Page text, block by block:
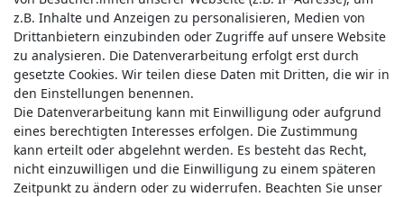
Service & Kontakt
Wünschen Sie einen Rückruf?
service@klamato.de
z.B. Inhalte und Anzeigen zu personalisieren, Medien von
Drittanbietern einzubinden oder Zugriffe auf unsere Website
zu analysieren. Die Datenverarbeitung erfolgt erst durch
gesetzte Cookies. Wir teilen diese Daten mit Dritten, die wir in
den Einstellungen benennen.
Die Datenverarbeitung kann mit Einwilligung oder aufgrund
eines berechtigten Interesses erfolgen. Die Zustimmung
kann erteilt oder abgelehnt werden. Es besteht das Recht,
nicht einzuwilligen und die Einwilligung zu einem späteren
Zeitpunkt zu ändern oder zu widerrufen. Beachten Sie unser
z.B. Inhalte und Anzeigen zu personalisieren, Medien von
Drittanbietern einzubinden oder Zugriffe auf unsere Website
zu analysieren. Die Datenverarbeitung erfolgt erst durch
gesetzte Cookies. Wir teilen diese Daten mit Dritten, die wir in
den Einstellungen benennen.
Die Datenverarbeitung kann mit Einwilligung oder aufgrund
eines berechtigten Interesses erfolgen. Die Zustimmung
kann erteilt oder abgelehnt werden. Es besteht das Recht,
nicht einzuwilligen und die Einwilligung zu einem späteren
Zeitpunkt zu ändern oder zu widerrufen. Beachten Sie unser